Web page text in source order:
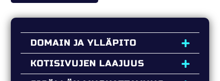
DOMAIN JA YLLÄPITO
KOTISIVUJEN LAAJUUS